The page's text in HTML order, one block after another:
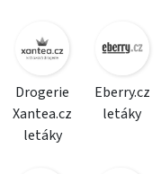
Drogerie
Xantea.cz
letáky
Eberry.cz
letáky